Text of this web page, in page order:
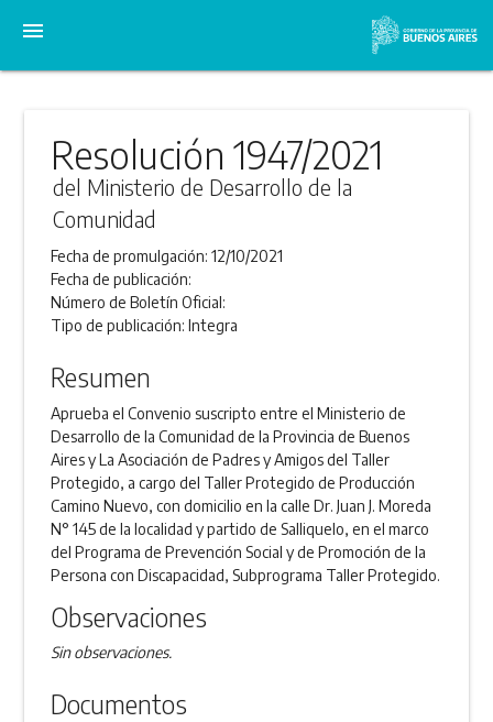
menu
Resolución 1947/2021
del Ministerio de Desarrollo de la
Comunidad
Fecha de promulgación:12/10/2021
Fecha de publicación:
Número de Boletín Oficial:
Tipo de publicación:Integra
Resumen
Aprueba el Convenio suscripto entre el Ministerio de
Desarrollo de la Comunidad de la Provincia de Buenos
Aires y La Asociación de Padres y Amigos del Taller
Protegido, a cargo del Taller Protegido de Producción
Camino Nuevo, con domicilio en la calle Dr. Juan J. Moreda
N° 145 de la localidad y partido de Salliquelo, en el marco
del Programa de Prevención Social y de Promoción de la
Persona con Discapacidad, Subprograma Taller Protegido.
Observaciones
Sin observaciones.
Documentos